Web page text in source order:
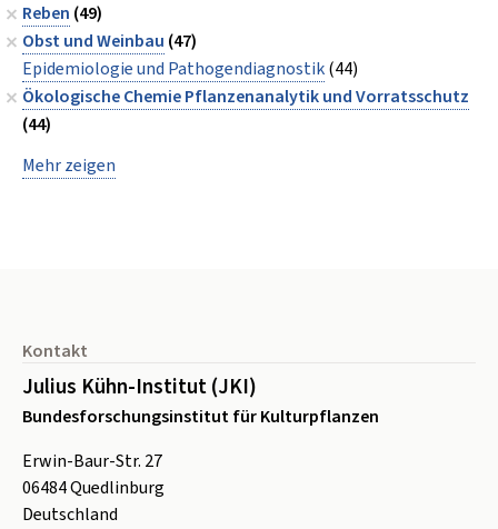
Reben (49)
Obst und Weinbau (47)
Epidemiologie und Pathogendiagnostik(44)
Ökologische Chemie Pflanzenanalytik und Vorratsschutz
(44)
Mehr zeigen
Kontakt
Julius Kühn-Institut (JKI)
Bundesforschungsinstitut für Kulturpflanzen
Erwin-Baur-Str. 27
06484Quedlinburg
Deutschland